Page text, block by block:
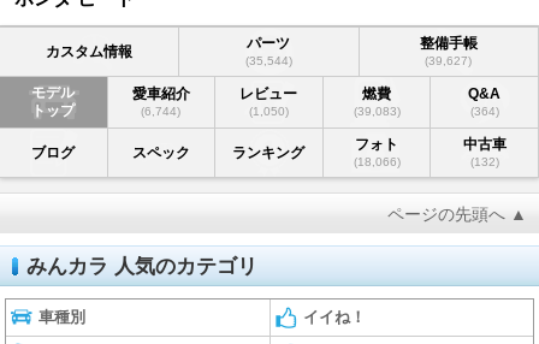
カスタム情報 パーツ
(35,544)
整備手帳
(39,627)
モデル
トップ
愛車紹介
(6,744)
レビュー
(1,050)
燃費
(39,083)
Q&A
(364)
ブログ スペック ランキング フォト
(18,066)
中古車
(132)
ページの先頭へ ▲
みんカラ 人気のカテゴリ
車種別 イイね！